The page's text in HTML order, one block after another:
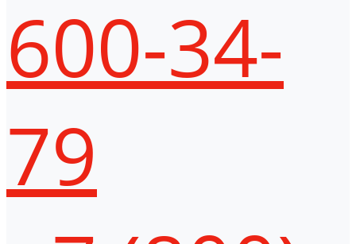
600-34-
79